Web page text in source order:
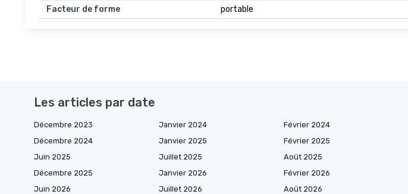
Facteur de forme
portable
Les articles par date
Décembre 2023 Janvier 2024 Février 2024
Décembre 2024
Janvier 2025 Février 2025
Juin 2025
Juillet 2025 Août 2025
Décembre 2025
Janvier 2026 Février 2026
Juin 2026
Juillet 2026 Août 2026